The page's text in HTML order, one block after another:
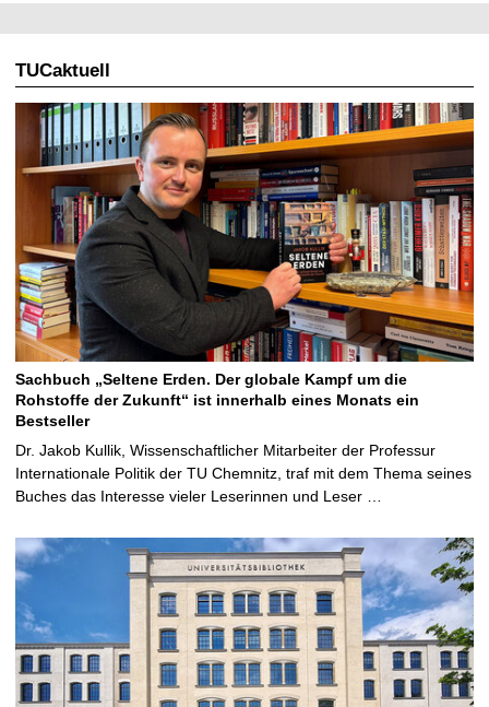
TUCaktuell
Sachbuch „Seltene Erden. Der globale Kampf um die
Rohstoffe der Zukunft“ ist innerhalb eines Monats ein
Bestseller
Dr. Jakob Kullik, Wissenschaftlicher Mitarbeiter der Professur
Internationale Politik der TU Chemnitz, traf mit dem Thema seines
Buches das Interesse vieler Leserinnen und Leser …